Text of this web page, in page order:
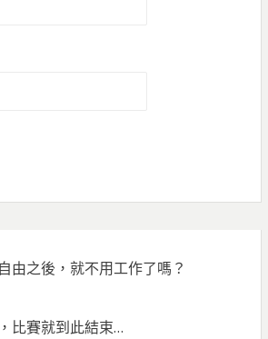
由之後，就不用工作了嗎？
比賽就到此結束…